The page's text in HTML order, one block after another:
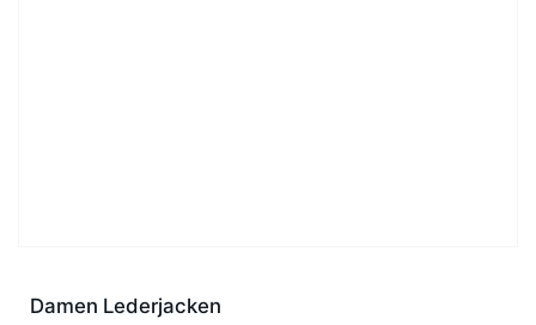
Damen Lederjacken